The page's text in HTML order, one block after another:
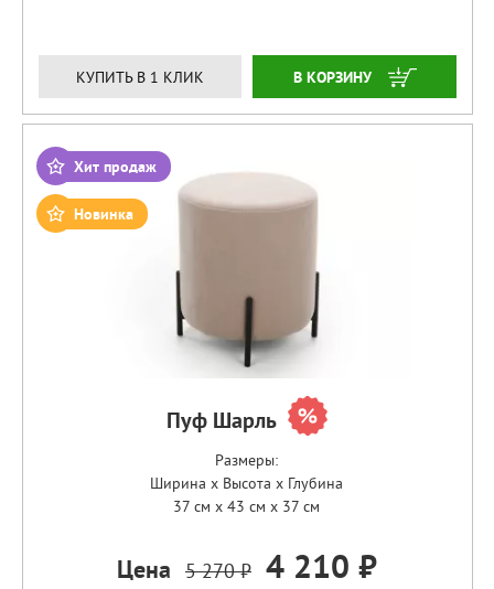
КУПИТЬ В 1 КЛИК ЗАКАЗАТЬ
Хит продаж
Новинка
Пуф Шарль
Размеры:
Ширина x Высота x Глубина
37 см x 43 см x 37 см
Цена 5 270 ₽ 4 210 ₽